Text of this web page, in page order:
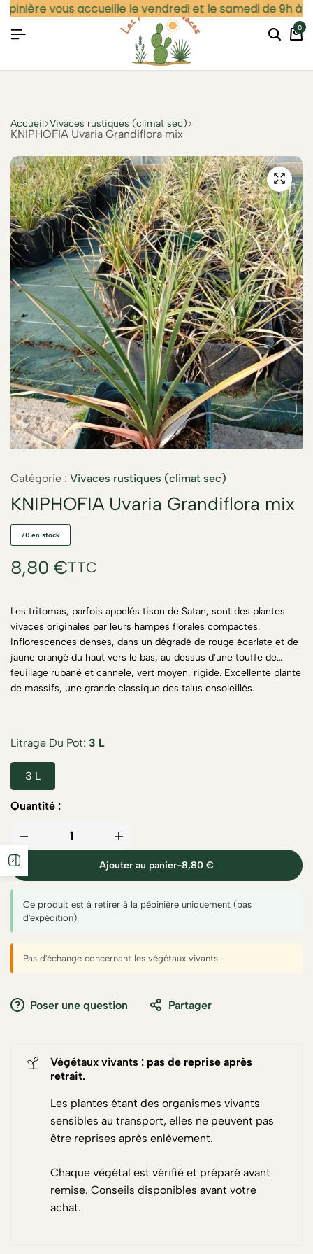
vous accueille le vendredi et le samedi de 9h à
Professionnel Se connecter 0
Accueil Vivaces rustiques (climat sec)
KNIPHOFIA Uvaria Grandiflora mix
Catégorie : Vivaces rustiques (climat sec)
KNIPHOFIA Uvaria Grandiflora mix
70 en stock
8,80 €TTC
Les tritomas, parfois appelés tison de Satan, sont des plantes
vivaces originales par leurs hampes florales compactes.
Inflorescences denses, dans un dégradé de rouge écarlate et de
jaune orangé du haut vers le bas, au dessus d'une touffe de
feuillage rubané et cannelé, vert moyen, rigide. Excellente plante
de massifs, une grande classique des talus ensoleillés.
Litrage Du Pot 3 L
3 L
Quantité :
Ajouter au panier-8,80 €
Ce produit est à retirer à la pépinière uniquement (pas
d'expédition).
Pas d'échange concernant les végétaux vivants.
Poser une question Partager
Végétaux vivants : pas de reprise après
retrait.
Les plantes étant des organismes vivants
sensibles au transport, elles ne peuvent pas
être reprises après enlèvement.
Chaque végétal est vérifié et préparé avant
remise. Conseils disponibles avant votre
achat.